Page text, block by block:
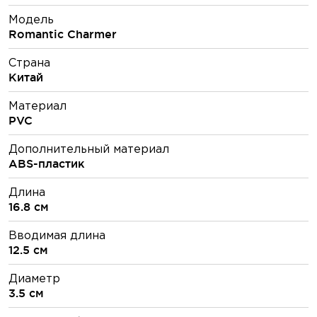
Модель
Romantic Charmer
Страна
Китай
Материал
PVC
Дополнительный материал
ABS-пластик
Длина
16.8 см
Вводимая длина
12.5 см
Диаметр
3.5 см